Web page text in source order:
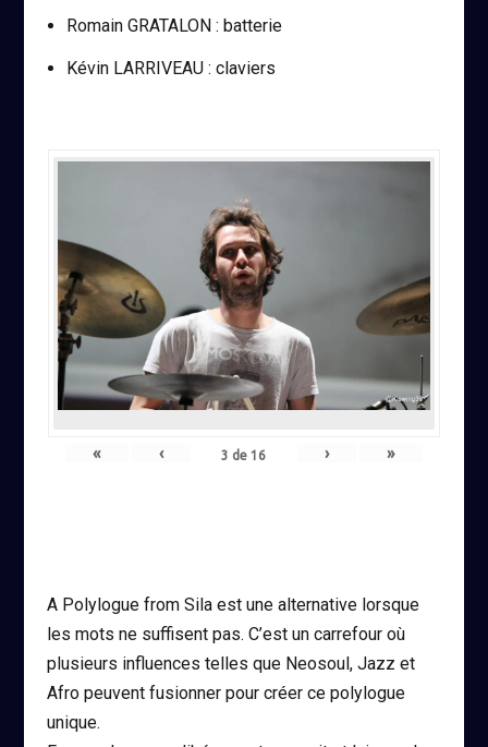
Romain GRATALON : batterie
Kévin LARRIVEAU : claviers
« ‹ 3 de16 › »
A Polylogue from Sila est une alternative lorsque
les mots ne suffisent pas. C’est un carrefour où
plusieurs influences telles que Neosoul, Jazz et
Afro peuvent fusionner pour créer ce polylogue
unique.